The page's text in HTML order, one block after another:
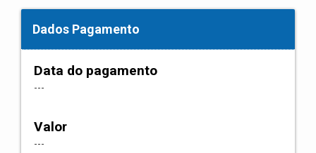
Dados Pagamento
Data do pagamento
---
Valor
---